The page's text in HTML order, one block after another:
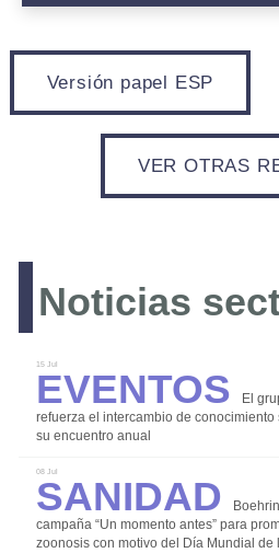
Bioseguridad
Versión papel ESP
VER OTRAS
Noticias
15 Jul
Eventos
El
refuerza el intercambio de
su encuentro anual
08 Jul
Sanidad
campaña “Un momento antes” para
zoonosis con motivo del Día Mundial de